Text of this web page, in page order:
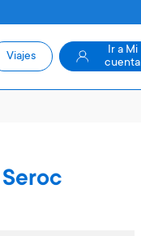
Viajes
Ir a Mi
cuenta